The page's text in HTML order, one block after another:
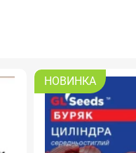
НОВИНКА